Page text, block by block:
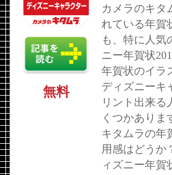
カメラのキタ
れている年賀
も、特に人気
ニー年賀状
年賀状のイラ
ディズニーキ
リント出来る
くつかありま
キタムラの年
用感はどうか
ィズニー年賀
無料